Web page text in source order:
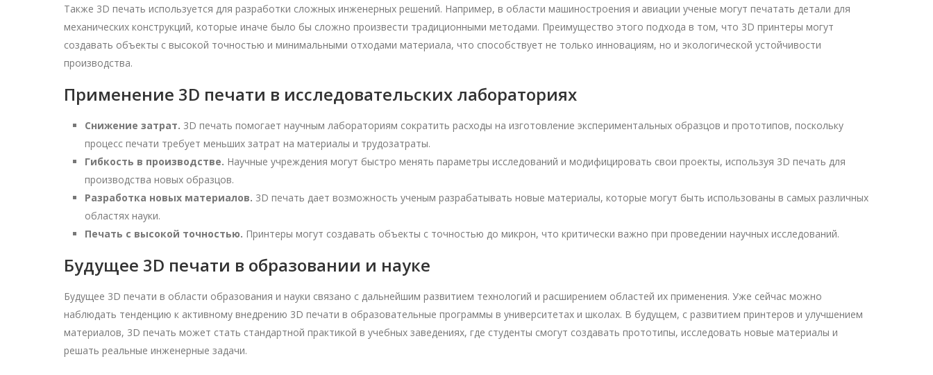
Также 3D печать используется для разработки сложных инженерных решений. Например, в области машиностроения и авиации ученые могут печатать детали для
механических конструкций, которые иначе было бы сложно произвести традиционными методами. Преимущество этого подхода в том, что 3D принтеры могут
создавать объекты с высокой точностью и минимальными отходами материала, что способствует не только инновациям, но и экологической устойчивости
производства.
Применение 3D печати в исследовательских лабораториях
Снижение затрат. 3D печать помогает научным лабораториям сократить расходы на изготовление экспериментальных образцов и прототипов, поскольку
процесс печати требует меньших затрат на материалы и трудозатраты.
Гибкость в производстве. Научные учреждения могут быстро менять параметры исследований и модифицировать свои проекты, используя 3D печать для
производства новых образцов.
Разработка новых материалов. 3D печать дает возможность ученым разрабатывать новые материалы, которые могут быть использованы в самых различных
областях науки.
Печать с высокой точностью. Принтеры могут создавать объекты с точностью до микрон, что критически важно при проведении научных исследований.
Будущее 3D печати в образовании и науке
Будущее 3D печати в области образования и науки связано с дальнейшим развитием технологий и расширением областей их применения. Уже сейчас можно
наблюдать тенденцию к активному внедрению 3D печати в образовательные программы в университетах и школах. В будущем, с развитием принтеров и улучшением
материалов, 3D печать может стать стандартной практикой в учебных заведениях, где студенты смогут создавать прототипы, исследовать новые материалы и
решать реальные инженерные задачи.